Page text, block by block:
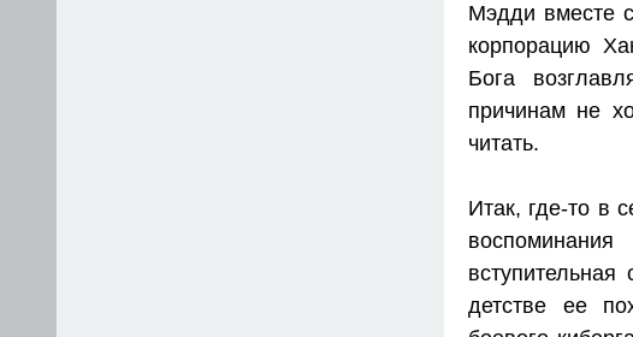
Мэдди вместе
корпорацию
Бога
причинам не
читать.
Итак, где-то в
детстве ее